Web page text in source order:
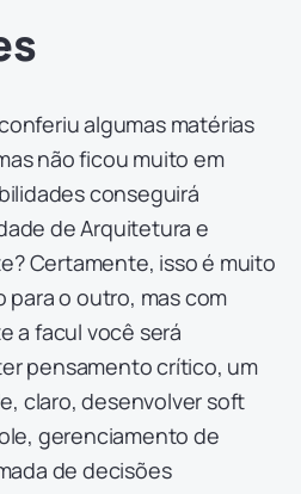
algumas matérias
não ficou muito em
conseguirá
de Arquitetura e
Certamente, isso é muito
para o outro, mas com
a facul você será
pensamento crítico, um
claro, desenvolver soft
gerenciamento de
de decisões